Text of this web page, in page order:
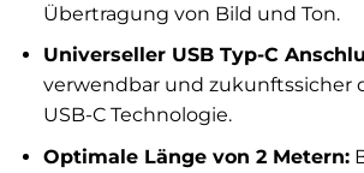
Übertragung von Bild und Ton.
Universeller USB Typ-C
verwendbar und zukunftssicher
USB-C Technologie.
Optimale Länge von 2 Metern: